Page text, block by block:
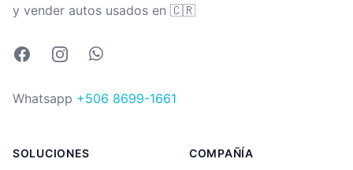
y vender autos usados en Costa Rica
🇨🇷
FacebookInstagramWhatsapp
Whatsapp +506 8699-1661
SOLUCIONES COMPAÑÍA